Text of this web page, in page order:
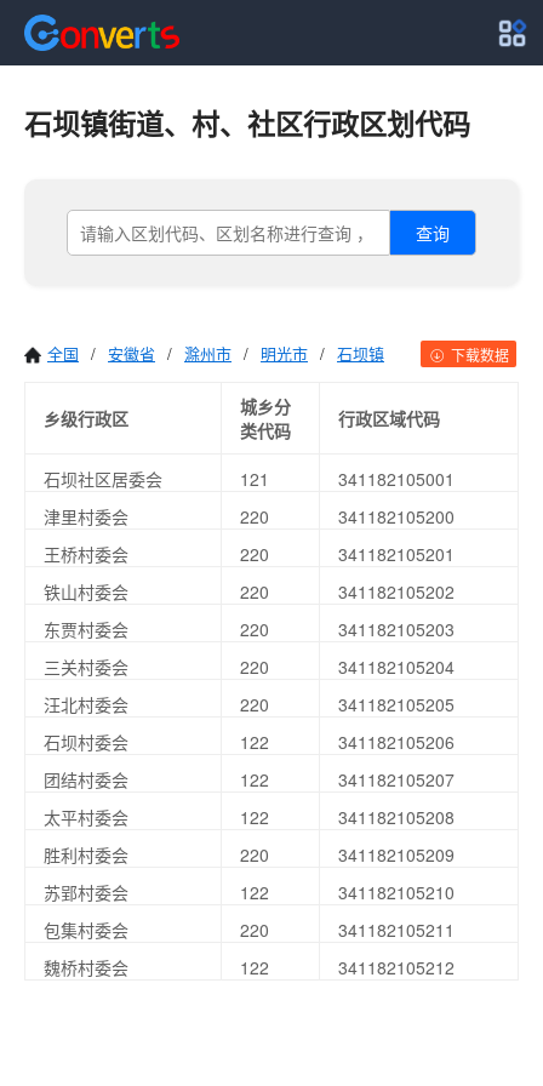
石坝镇街道、村、社区行政区划代码
查询
全国 / 安徽省 / 滁州市 / 明光市 / 石坝镇 下载数据
乡级行政区
城乡分
类代码
行政区域代码
石坝社区居委会 121
341182105001
津里村委会
220
341182105200
王桥村委会
220
341182105201
铁山村委会
220
341182105202
东贾村委会
220
341182105203
三关村委会
220
341182105204
汪北村委会
220
341182105205
石坝村委会
122
341182105206
团结村委会
122
341182105207
太平村委会
122
341182105208
胜利村委会
220
341182105209
苏郢村委会
122
341182105210
包集村委会
220
341182105211
魏桥村委会
122 341182105212